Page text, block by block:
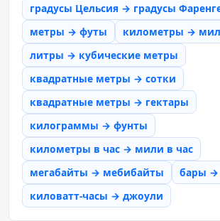
градусы Цельсия → градусы
метры → футы
километры →
литры → кубические метры
квадратные метры → сотки
квадратные метры → гектары
килограммы → фунты
километры в час → мили в час
мегабайты → мебибайты
бары →
киловатт-часы → джоули